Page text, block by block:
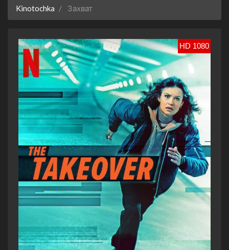
Kinotochka Захват
HD 1080